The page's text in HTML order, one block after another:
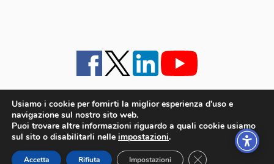
iMagazine · contatti e staff · lavora con noi
Cookie policy UE
iMagazine è un marchio di proprietà di Goliardica Editrice redazione in via Aquileia 64a,
Bagnaria Arsa (UD) - P.iva 00559050315
Usiamo i cookie per fornirti la miglior esperienza d'uso e
navigazione sul nostro sito web.
Puoi trovare altre informazioni riguardo a quali cookie usiamo
sul sito o disabilitarli nelle impostazioni.
Accetta Rifiuta Impostazioni Close GDPR